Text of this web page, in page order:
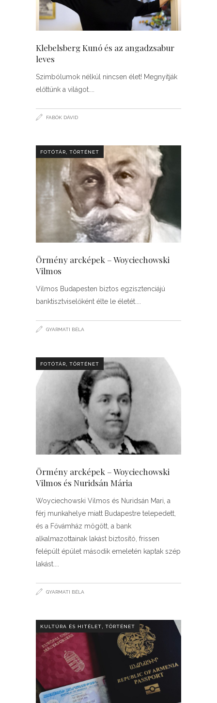
Klebelsberg Kunó és az angadzsabur
leves
Szimbólumok nélkül nincsen élet! Megnyitják
előttünk a világot.
FABÓK DÁVID
FOTÓTÁR TÖRTÉNET
Örmény arcképek – Woyciechowski
Vilmos
Vilmos Budapesten biztos egzisztenciájú
banktisztviselőként élte le életét.
GYARMATI BÉLA
FOTÓTÁR TÖRTÉNET
Örmény arcképek – Woyciechowski
Vilmos és Nuridsán Mária
Woyciechowski Vilmos és Nuridsán Mari, a
férj munkahelye miatt Budapestre telepedett,
és a Fővámház mögött, a bank
alkalmazottainak lakást biztosító, frissen
felépült épület második emeletén kaptak szép
lakást.
GYARMATI BÉLA
KULTÚRA ÉS HITÉLET TÖRTÉNET